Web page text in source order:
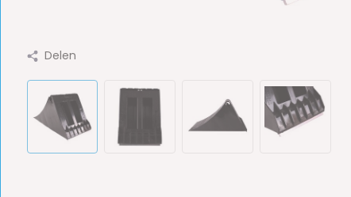
Delen